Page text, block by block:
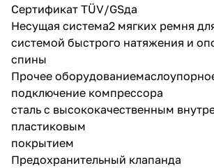
Сертификат TÜV/GSда
Несущая система2 мягких ремня
системой быстрого натяжения и
спины
Прочее
подключение компрессора
сталь с высококачественным
пластиковым
покрытием
Предохранительный клапанда